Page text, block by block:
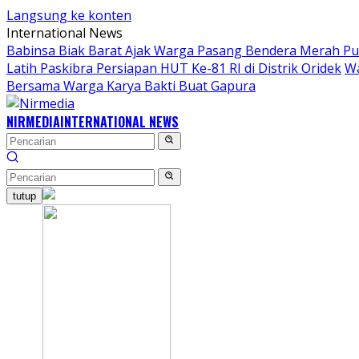
Langsung ke konten
International News
Babinsa Biak Barat Ajak Warga Pasang Bendera Merah
Latih Paskibra Persiapan HUT Ke-81 RI di Distrik Oridek
Bersama Warga Karya Bakti Buat Gapura
NIRMEDIAINTERNATIONAL NEWS
tutup